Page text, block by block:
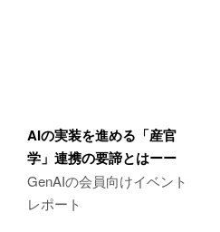
AIの実装を進める「産官
学」連携の要諦とはーー
GenAIの会員向けイベント
レポート